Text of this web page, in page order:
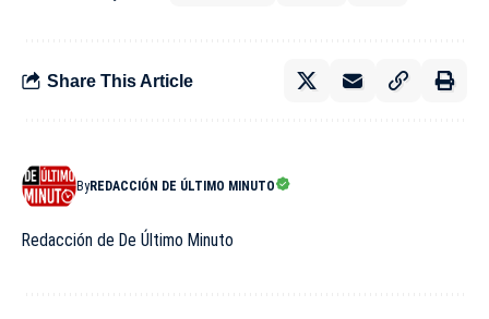
Share This Article
ByREDACCIÓN DE ÚLTIMO MINUTO
Redacción de De Último Minuto